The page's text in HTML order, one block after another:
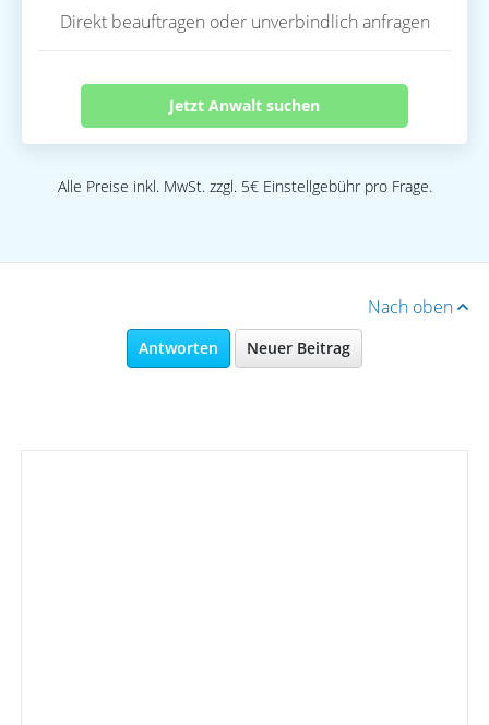
Direkt beauftragen oder unverbindlich anfragen
Jetzt Anwalt suchen
Alle Preise inkl. MwSt. zzgl. 5€ Einstellgebühr pro Frage.
Nach oben
Antworten Neuer Beitrag